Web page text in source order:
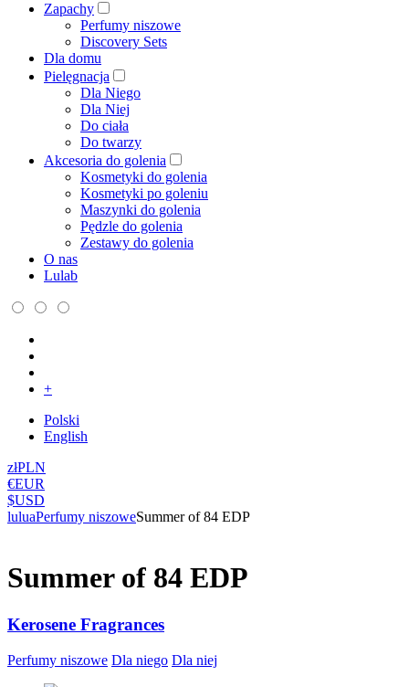
Zapachy
Perfumy niszowe
Discovery Sets
Dla domu
Pielęgnacja
Dla Niego
Dla Niej
Do ciała
Do twarzy
Akcesoria do golenia
Kosmetyki do golenia
Kosmetyki po goleniu
Maszynki do golenia
Pędzle do golenia
Zestawy do golenia
O nas
Lulab
+
Polski
English
złPLN
€EUR
$USD
luluaPerfumy niszoweSummer of 84 EDP
Summer of 84 EDP
Kerosene Fragrances
Perfumy niszowe Dla niego Dla niej